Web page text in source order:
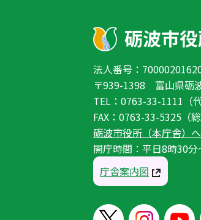
法人番号：
〒939-1398 富山県砺
TEL：0763-33-1111（代
FAX：0763-33-5325（総
砺波市役所（本庁舎）
開庁時間：平日8時30分
庁舎案内図